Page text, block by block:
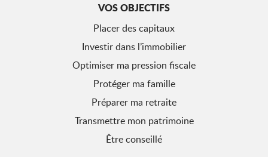
VOS OBJECTIFS
Placer des capitaux
Investir dans l’immobilier
Optimiser ma pression fiscale
Protéger ma famille
Préparer ma retraite
Transmettre mon patrimoine
Être conseillé